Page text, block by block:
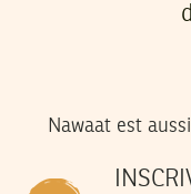
Nawaat est